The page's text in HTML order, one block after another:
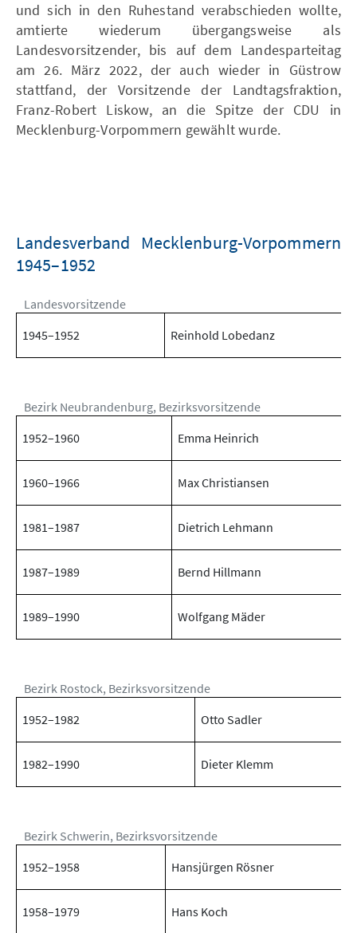
und sich in den Ruhestand verabschieden wollte,
amtierte wiederum übergangsweise als
Landesvorsitzender, bis auf dem Landesparteitag
am 26. März 2022, der auch wieder in Güstrow
stattfand, der Vorsitzende der Landtagsfraktion,
Franz-Robert Liskow, an die Spitze der CDU in
Mecklenburg-Vorpommern gewählt wurde.
Landesverband Mecklenburg-Vorpommern
1945–1952
Landesvorsitzende
1945–1952
Reinhold Lobedanz
Bezirk Neubrandenburg, Bezirksvorsitzende
1952–1960
Emma Heinrich
1960–1966 Max Christiansen
1981–1987 Dietrich Lehmann
1987–1989 Bernd Hillmann
1989–1990 Wolfgang Mäder
Bezirk Rostock, Bezirksvorsitzende
1952–1982
Otto Sadler
1982–1990 Dieter Klemm
Bezirk Schwerin, Bezirksvorsitzende
1952–1958
Hansjürgen Rösner
1958–1979 Hans Koch